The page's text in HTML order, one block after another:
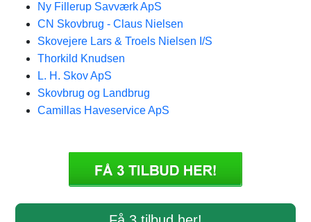
Ny Fillerup Savværk ApS
CN Skovbrug - Claus Nielsen
Skovejere Lars & Troels Nielsen I/S
Thorkild Knudsen
L. H. Skov ApS
Skovbrug og Landbrug
Camillas Haveservice ApS